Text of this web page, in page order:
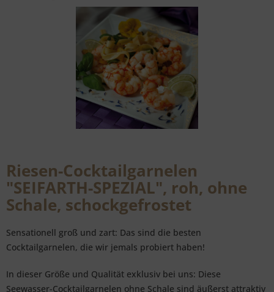
Riesen-Cocktailgarnelen
"SEIFARTH-SPEZIAL", roh, ohne
Schale, schockgefrostet
Sensationell groß und zart: Das sind die besten
Cocktailgarnelen, die wir jemals probiert haben!
In dieser Größe und Qualität exklusiv bei uns: Diese
Seewasser-Cocktailgarnelen ohne Schale sind äußerst attraktiv